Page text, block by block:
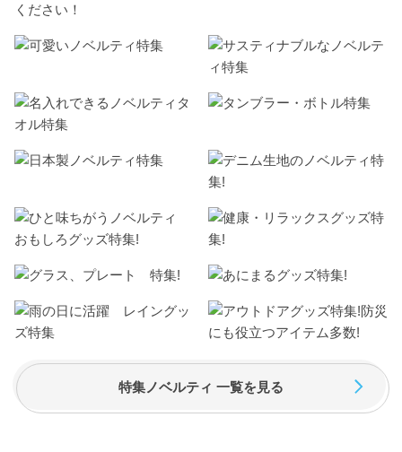
ください！
特集ノベルティ 一覧を見る